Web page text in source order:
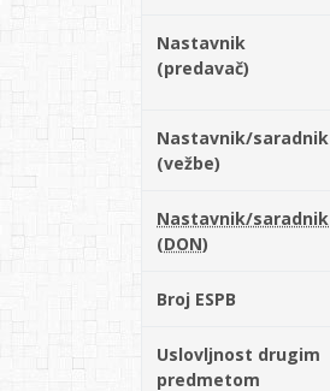
Nastavnik
(predavač)
Nastavnik/saradnik
(vežbe)
Nastavnik/saradnik
(DON)
Broj ESPB
Uslovljnost drugim
predmetom